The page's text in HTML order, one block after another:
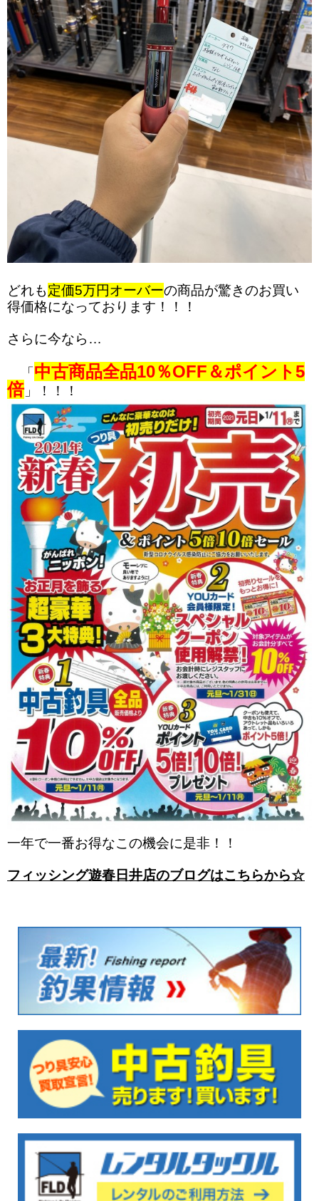
どれも定価5万円オーバーの商品が驚きのお買い
得価格になっております！！！
さらに今なら…
「 中古商品全品10％OFF＆ポイント5
倍」！！！
一年で一番お得なこの機会に是非！！
フィッシング遊春日井店のブログはこちらから☆